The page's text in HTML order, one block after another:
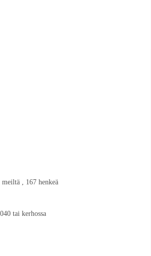
, 167 henkeä
klo 14.15-16
tai kerhossa